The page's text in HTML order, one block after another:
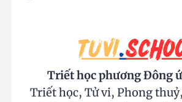
Triết học phương Đông
Triết học, Tử vi, Phong